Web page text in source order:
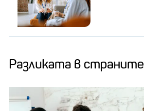
Разликата в страните